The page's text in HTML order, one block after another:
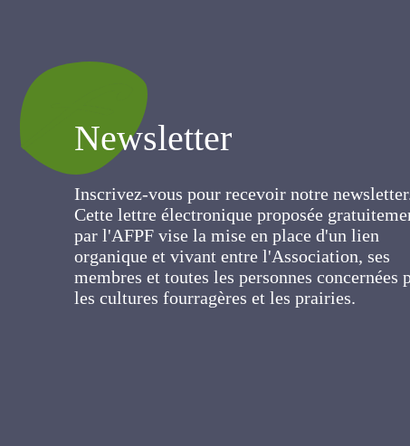
Newsletter
Inscrivez-vous pour recevoir notre newsletter.
Cette lettre électronique proposée
gratuitement par l'AFPF vise la mise en place
d'un lien organique et vivant entre
l'Association, ses membres et toutes les
personnes concernées par les cultures
fourragères et les prairies.